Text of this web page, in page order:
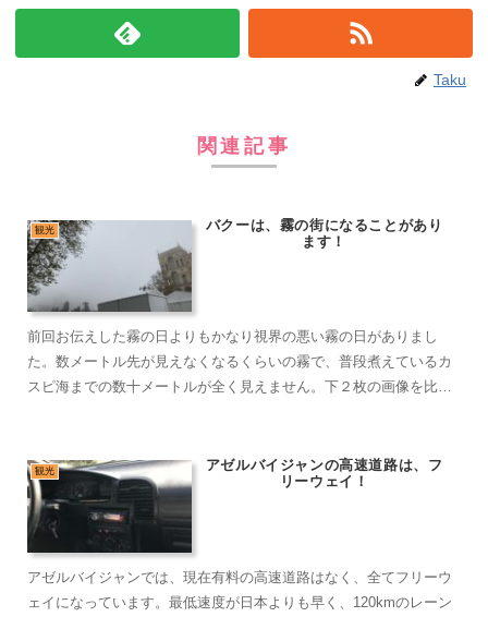
Taku
関連記事
観光
バクーは、霧の街になることがあり
ます！
前回お伝えした霧の日よりもかなり視界の悪い霧の日がありまし
た。数メートル先が見えなくなるくらいの霧で、普段煮えているカ
スピ海までの数十メートルが全く見えません。下２枚の画像を比較
観光
アゼルバイジャンの高速道路は、フ
リーウェイ！
アゼルバイジャンでは、現在有料の高速道路はなく、全てフリーウ
ェイになっています。最低速度が日本よりも早く、120kmのレーン